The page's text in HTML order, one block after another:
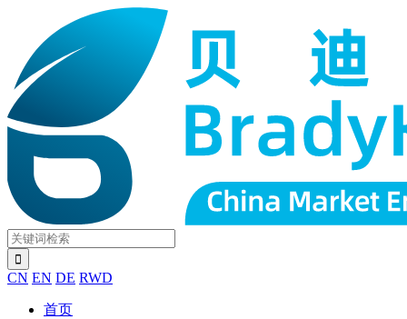
CN EN DE RWD
首页